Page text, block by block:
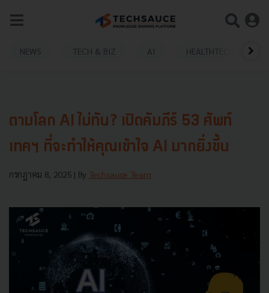
NEWS TECH & BIZ AI HEALTHTECH
ตามโลก AI ไม่ทัน? เปิดคัมภีร์ 53 ศัพท์
เทคฯ ที่จะทำให้คุณเข้าใจ AI มากยิ่งขึ้น
กรกฎาคม 8, 2025 | By Techsauce Team